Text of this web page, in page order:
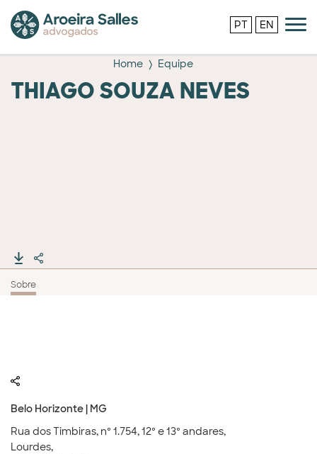
PT EN
Home Equipe
THIAGO SOUZA NEVES
Sobre
Belo Horizonte | MG
Rua dos Timbiras, nº 1.754, 12º e 13º andares,
Lourdes,